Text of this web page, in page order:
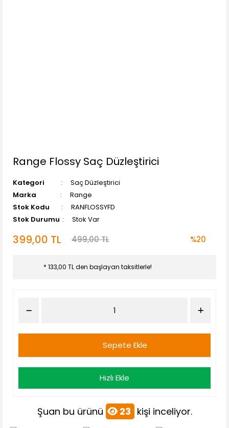
Range Flossy Saç Düzleştirici
Kategori
Saç Düzleştirici
Marka
Range
Stok Kodu
RANFLOSSYFD
Stok Durumu
Stok Var
399,00 TL 499,00 TL %20
* 133,00 TL den başlayan taksitlerle!
Sepete Ekle
Hızlı Ekle
Şuan bu ürünü 23 kişi inceliyor.